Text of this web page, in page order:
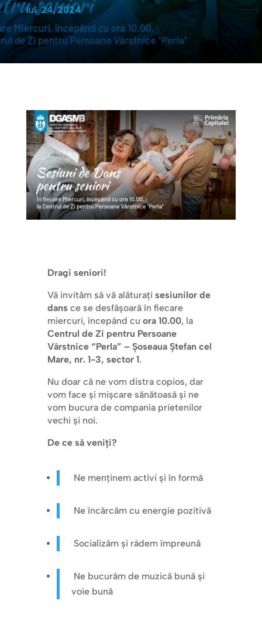
iul. 24, 2024
Dragi seniori!
Vă invităm să vă alăturați sesiunilor de
dansce se desfășoară în fiecare
miercuri, începând cu ora 10.00, la
Centrul de Zi pentru Persoane
Vârstnice “Perla” – Șoseaua Ștefan cel
Mare, nr. 1-3, sector 1.
Nu doar că ne vom distra copios, dar
vom face și mișcare sănătoasă și ne
vom bucura de compania prietenilor
vechi și noi.
De ce să veniți?
Ne menținem activi și în formă
Ne încărcăm cu energie pozitivă
Socializăm și râdem împreună
Ne bucurăm de muzică bună și
voie bună